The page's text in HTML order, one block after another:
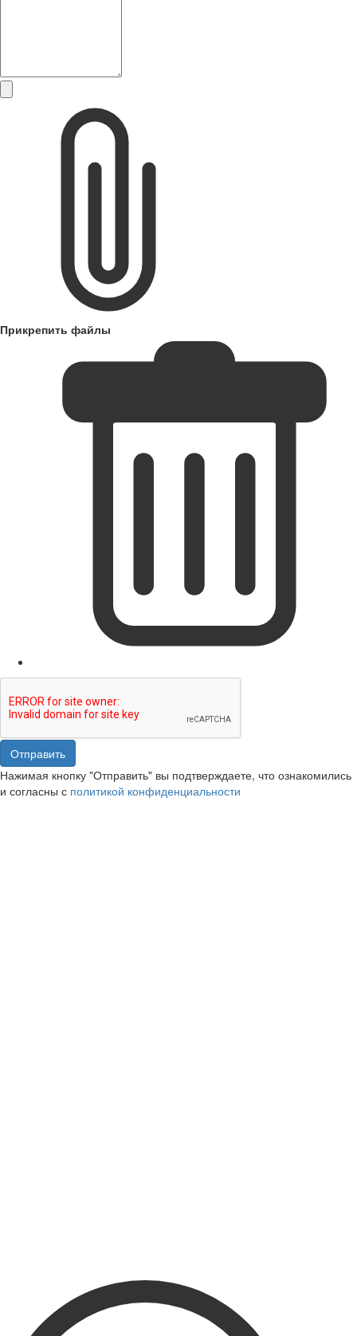
Прикрепить файлы
Отправить
Нажимая кнопку "Отправить" вы подтверждаете, что ознакомились
и согласны с политикой конфиденциальности